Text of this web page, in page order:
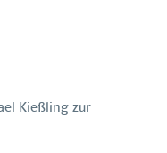
Kießling zur